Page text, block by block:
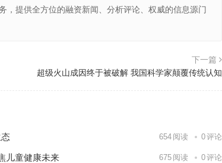
，提供全方位的融资新闻、分析评论、权威的信息源门
下一篇
超级火山成因终于被破解 我国科学家颠覆传统认知
654 阅读 0评论
儿童健康未来 675 阅读 0评论